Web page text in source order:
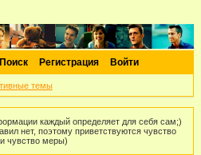
Поиск Регистрация Войти
темы
каждый определяет для себя сам;)
нет, поэтому приветствуются чувство
и чувство меры)